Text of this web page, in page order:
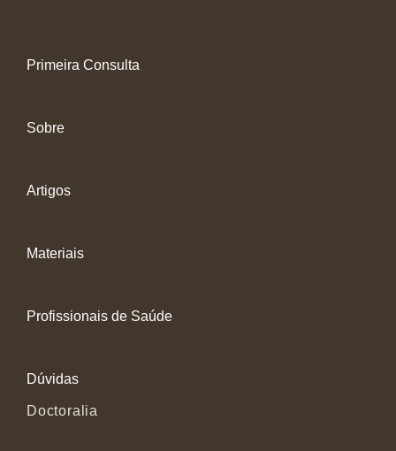
Primeira Consulta
Sobre
Artigos
Materiais
Profissionais de Saúde
Dúvidas
Doctoralia